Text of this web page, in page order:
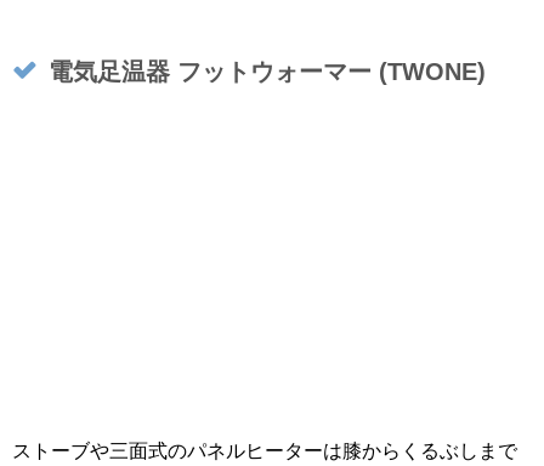
電気足温器 フットウォーマー (TWONE)
ストーブや三面式のパネルヒーターは膝からくるぶしまで